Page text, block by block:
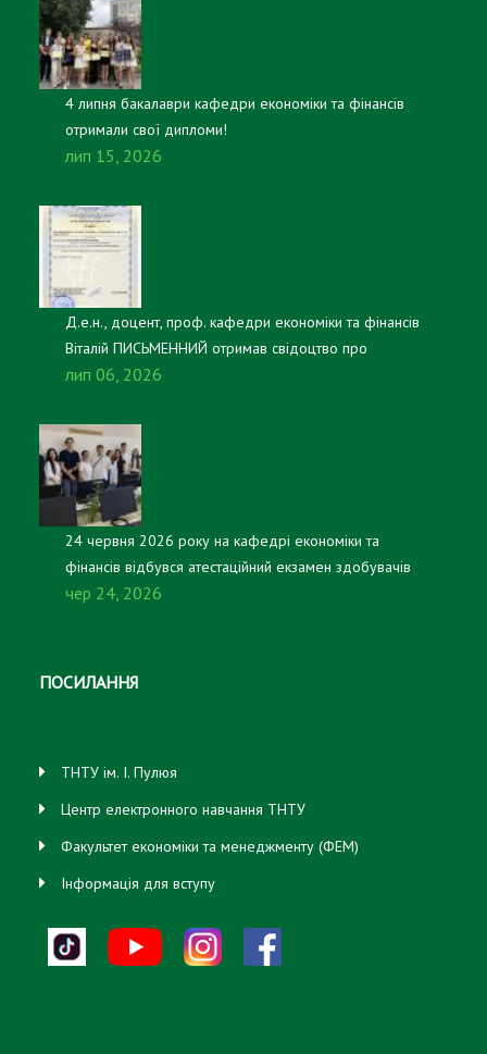
4 липня бакалаври кафедри економіки та фінансів
отримали свої дипломи!
лип 15, 2026
Д.е.н., доцент, проф. кафедри економіки та фінансів
Віталій ПИСЬМЕННИЙ отримав свідоцтво про
реєстрацію авторського права на настільну гру
лип 06, 2026
24 червня 2026 року на кафедрі економіки та
фінансів відбувся атестаційний екзамен здобувачів
першого (бакалаврського) рівня вищої освіти, які
чер 24, 2026
ПОСИЛАННЯ
ТНТУ ім. І. Пулюя
Центр електронного навчання ТНТУ
Факультет економіки та менеджменту (ФЕМ)
Інформація для вступу